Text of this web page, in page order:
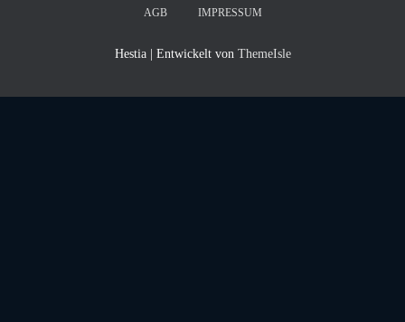
AGB IMPRESSUM
Hestia | Entwickelt von ThemeIsle